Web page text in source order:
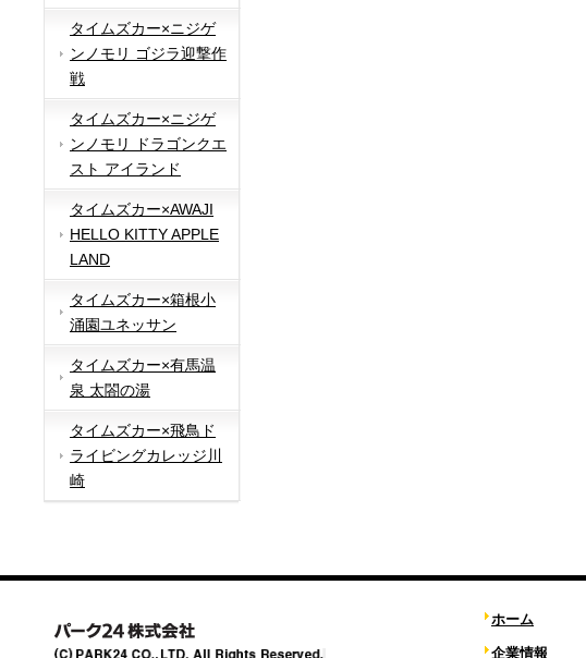
タイムズカー×ニジゲ
ンノモリ ゴジラ迎撃作
戦
タイムズカー×ニジゲ
ンノモリ ドラゴンクエ
スト アイランド
タイムズカー×AWAJI
HELLO KITTY APPLE
LAND
タイムズカー×箱根小
涌園ユネッサン
タイムズカー×有馬温
泉 太閤の湯
タイムズカー×飛鳥ド
ライビングカレッジ川
崎
ホーム
企業情報